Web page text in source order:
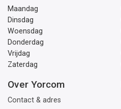
Maandag
Dinsdag
Woensdag
Donderdag
Vrijdag
Zaterdag
Over Yorcom
Contact & adres